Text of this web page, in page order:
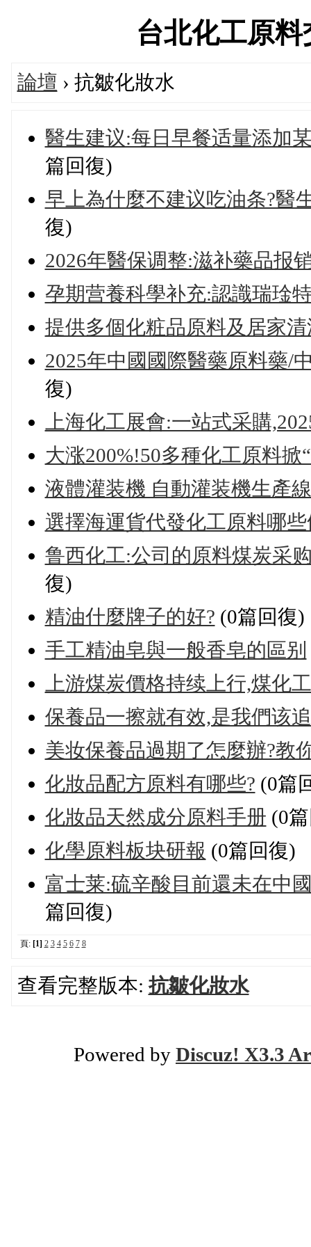
台北化工原
論壇 › 抗皺化妝水
醫生建议:每日早餐适量添加
篇回復)
早上為什麼不建议吃油条?醫
復)
2026年醫保调整:滋补藥品报
孕期营養科學补充:認識瑞琻
提供多個化粧品原料及居家
2025年中國國際醫藥原料藥/
復)
上海化工展會:一站式采購
大涨200%!50多種化工原料掀
液體灌装機 自動灌装機生產
選擇海運貨代發化工原料哪
鲁西化工:公司的原料煤炭采
復)
精油什麼牌子的好? (0篇回復)
手工精油皂與一般香皂的區别
上游煤炭價格持续上行,煤化
保養品一擦就有效,是我們该
美妆保養品過期了怎麼辦?教
化妝品配方原料有哪些? (0篇
化妝品天然成分原料手册 (0
化學原料板块研報 (0篇回復)
富士莱:硫辛酸目前還未在中
篇回復)
頁: [1] 2 3 4 5 6 7 8
查看完整版本:抗皺化妝水
Powered by Discuz! X3.3